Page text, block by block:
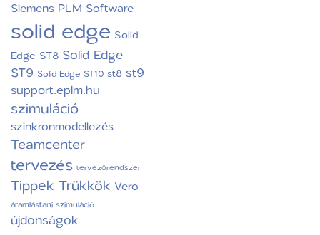
Siemens PLM Software
solid edge Solid
Edge ST8 Solid Edge
ST9 Solid Edge ST10 st8 st9
support.eplm.hu
szimuláció
szinkronmodellezés
Teamcenter
tervezés tervezőrendszer
Tippek Trükkök Vero
áramlástani szimuláció
újdonságok